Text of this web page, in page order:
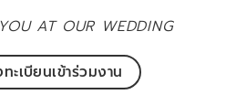
AT OUR WEDDING
ะเบียนเข้าร่วมงาน